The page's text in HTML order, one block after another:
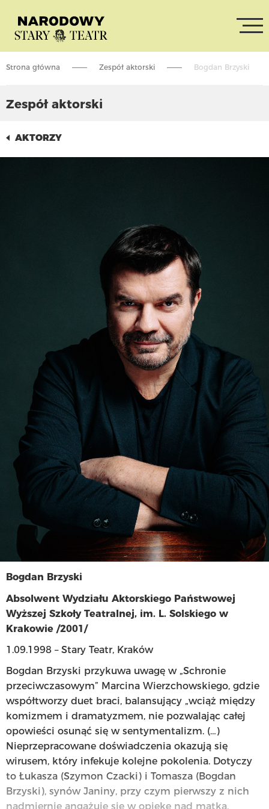
Strona główna Zespół aktorski Bogdan Brzyski
Zespół aktorski
AKTORZY
Bogdan Brzyski
Absolwent Wydziału Aktorskiego Państwowej
Wyższej Szkoły Teatralnej, im. L. Solskiego w
Krakowie /2001/
1.09.1998 – Stary Teatr, Kraków
Bogdan Brzyski przykuwa uwagę w „Schronie
przeciwczasowym” Marcina Wierzchowskiego, gdzie
współtworzy duet braci, balansujący „wciąż między
komizmem i dramatyzmem, nie pozwalając całej
opowieści osunąć się w sentymentalizm. (…)
Nieprzepracowane doświadczenia okazują się
wirusem, który infekuje kolejne pokolenia. Dotyczy
to Łukasza (Szymon Czacki) i Tomasza (Bogdan
Brzyski), synów Janiny, przy czym pierwszy z nich
nadmiernie angażuje się w opiekę nad matką,